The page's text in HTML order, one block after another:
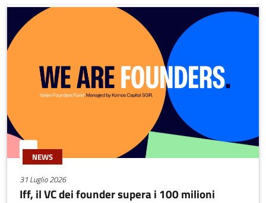
NEWS
31 Luglio 2026
Iff, il VC dei founder supera i 100 milioni